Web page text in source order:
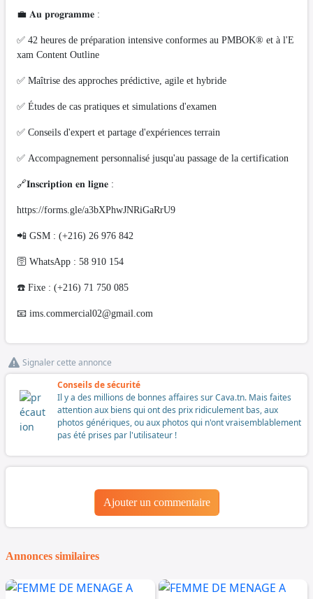
💼 𝐀𝐮 𝐩𝐫𝐨𝐠𝐫𝐚𝐦𝐦𝐞 :
✅ 42 heures de préparation intensive conformes au PMBOK® et à l'E
xam Content Outline
✅ Maîtrise des approches prédictive, agile et hybride
✅ Études de cas pratiques et simulations d'examen
✅ Conseils d'expert et partage d'expériences terrain
✅ Accompagnement personnalisé jusqu'au passage de la certification
🔗𝐈𝐧𝐬𝐜𝐫𝐢𝐩𝐭𝐢𝐨𝐧 𝐞𝐧 𝐥𝐢𝐠𝐧𝐞 :
https://forms.gle/a3bXPhwJNRiGaRrU9
📲 GSM : (+216) 26 976 842
🛜 WhatsApp : 58 910 154
☎️ Fixe : (+216) 71 750 085
📧 ims.commercial02@gmail.com
Signaler cette annonce
Conseils de sécurité
Il y a des millions de bonnes affaires sur Cava.tn. Mais faites
attention aux biens qui ont des prix ridiculement bas, aux
photos génériques, ou aux photos qui n'ont vraisemblablement
pas été prises par l'utilisateur !
Ajouter un commentaire
Annonces similaires